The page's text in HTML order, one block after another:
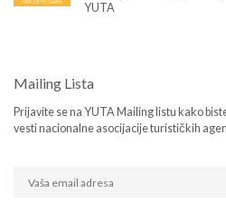
YUTA
Mailing Lista
Prijavite se na YUTA Mailing listu kako
vesti nacionalne asocijacije turističkih